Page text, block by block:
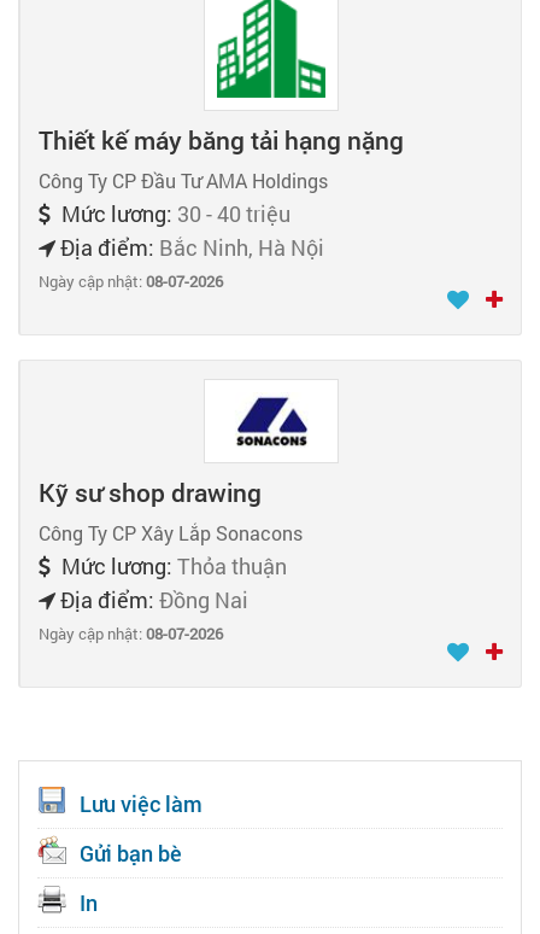
Thiết kế máy băng tải hạng nặng
Công Ty CP Đầu Tư AMA Holdings
Mức lương: 30 - 40 triệu
Địa điểm: Bắc Ninh, Hà Nội
Ngày cập nhật:08-07-2026
Kỹ sư shop drawing
Công Ty CP Xây Lắp Sonacons
Mức lương: Thỏa thuận
Địa điểm: Đồng Nai
Ngày cập nhật:08-07-2026
Lưu việc làm
Gửi bạn bè
In